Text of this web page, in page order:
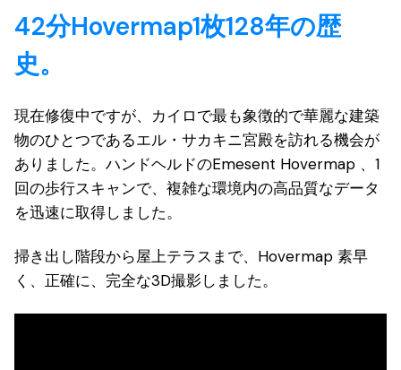
42分Hovermap1枚128年の歴
史。
現在修復中ですが、カイロで最も象徴的で華麗な建築
物のひとつであるエル・サカキニ宮殿を訪れる機会が
ありました。ハンドヘルドのEmesent Hovermap 、1
回の歩行スキャンで、複雑な環境内の高品質なデータ
を迅速に取得しました。
掃き出し階段から屋上テラスまで、Hovermap 素早
く、正確に、完全な3D撮影しました。